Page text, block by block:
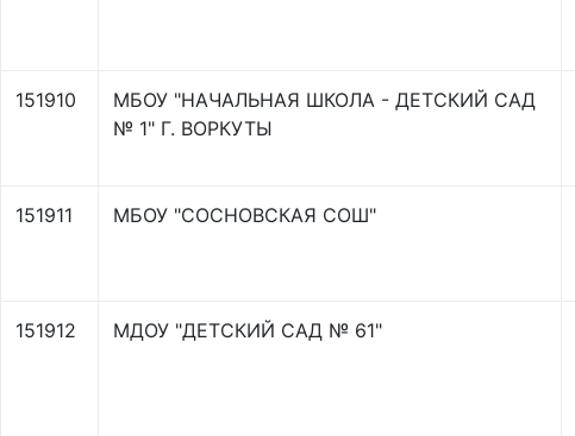
151910
МБОУ "НАЧАЛЬНАЯ ШКОЛА - ДЕТСКИЙ САД
№ 1" Г. ВОРКУТЫ
151911 МБОУ "СОСНОВСКАЯ СОШ"
151912 МДОУ "ДЕТСКИЙ САД № 61"